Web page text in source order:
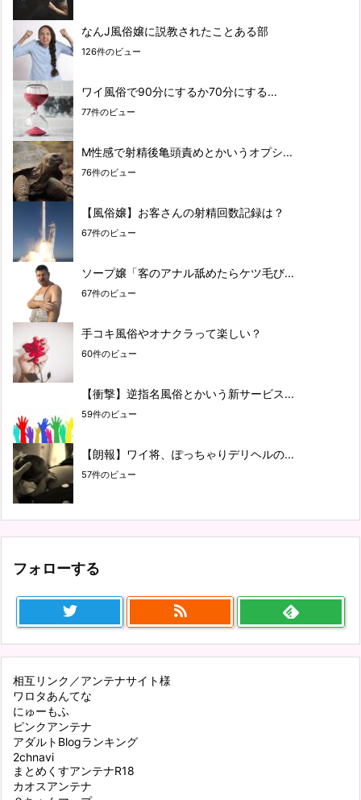
なんJ風俗嬢に説教されたことある部
126件のビュー
ワイ風俗で90分にするか70分にする...
77件のビュー
M性感で射精後亀頭責めとかいうオプシ...
76件のビュー
【風俗嬢】お客さんの射精回数記録は？
67件のビュー
ソープ嬢「客のアナル舐めたらケツ毛び...
67件のビュー
手コキ風俗やオナクラって楽しい？
60件のビュー
【衝撃】逆指名風俗とかいう新サービス...
59件のビュー
【朗報】ワイ将、ぽっちゃりデリヘルの...
57件のビュー
フォローする
相互リンク／アンテナサイト様
ワロタあんてな
にゅーもふ
ピンクアンテナ
アダルトBlogランキング
2chnavi
まとめくすアンテナR18
カオスアンテナ